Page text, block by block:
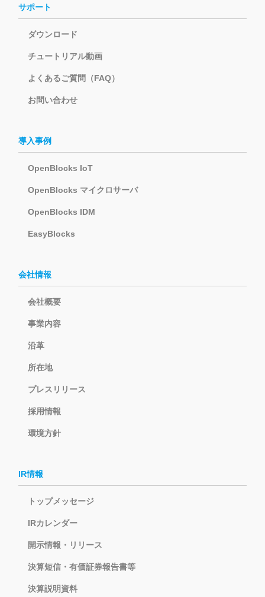
サポート
ダウンロード
チュートリアル動画
よくあるご質問（FAQ）
お問い合わせ
導入事例
OpenBlocks IoT
OpenBlocks マイクロサーバ
OpenBlocks IDM
EasyBlocks
会社情報
会社概要
事業内容
沿革
所在地
プレスリリース
採用情報
環境方針
IR情報
トップメッセージ
IRカレンダー
開示情報・リリース
決算短信・有価証券報告書等
決算説明資料